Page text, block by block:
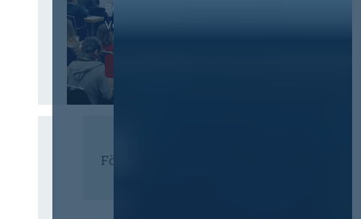
Beschaffungswesen und
Vergaberecht
Förderer